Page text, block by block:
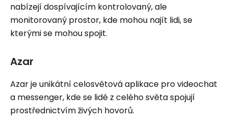
nabízejí dospívajícím kontrolovaný, ale
monitorovaný prostor, kde mohou najít lidi, se
kterými se mohou spojit.
Azar
Azar je unikátní celosvětová aplikace pro videochat
a messenger, kde se lidé z celého světa spojují
prostřednictvím živých hovorů.